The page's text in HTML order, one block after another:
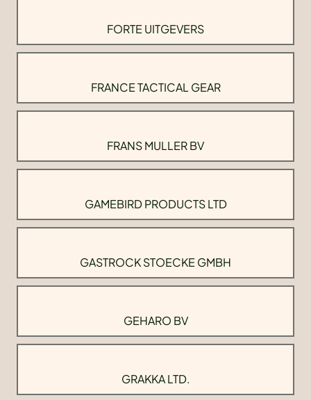
FORTE UITGEVERS
FRANCE TACTICAL GEAR
FRANS MULLER BV
GAMEBIRD PRODUCTS LTD
GASTROCK STOECKE GMBH
GEHARO BV
GRAKKA LTD.